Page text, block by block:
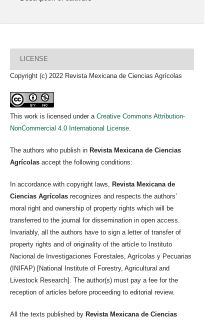
LICENSE
Copyright (c) 2022 Revista Mexicana de Ciencias Agrícolas
This work is licensed under a Creative Commons Attribution-
NonCommercial 4.0 International License
The authors who publish in Revista Mexicana de Ciencias
Agrícolas accept the following conditions:
In accordance with copyright laws, Revista Mexicana de
Ciencias Agrícolas recognizes and respects the authors’
moral right and ownership of property rights which will be
transferred to the journal for dissemination in open access.
Invariably, all the authors have to sign a letter of transfer of
property rights and of originality of the article to Instituto
Nacional de Investigaciones Forestales, Agrícolas y Pecuarias
(INIFAP) [National Institute of Forestry, Agricultural and
Livestock Research]. The author(s) must pay a fee for the
reception of articles before proceeding to editorial review.
All the texts published by Revista Mexicana de Ciencias